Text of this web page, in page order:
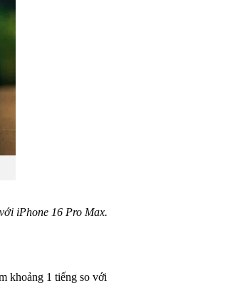
iPhone 16 Pro Max.
khoảng 1 tiếng so với